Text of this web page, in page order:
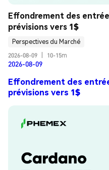
Effondrement des
prévisions vers 1$
Perspectives du Marché
2026-08-09
10-15m
2026-08-09
Effondrement des
prévisions vers 1$